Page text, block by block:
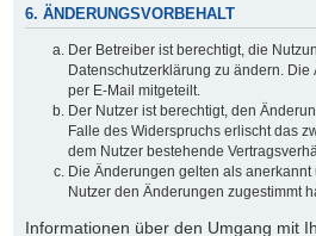
6. ÄNDERUNGSVORBEHALT
Der Betreiber ist berechtigt, die
Datenschutzerklärung zu ändern.
per E-Mail mitgeteilt.
Der Nutzer ist berechtigt, den
Falle des Widerspruchs erlischt das
dem Nutzer bestehende
Die Änderungen gelten als
Nutzer den Änderungen zugestimmt
Informationen über den Umgang mit